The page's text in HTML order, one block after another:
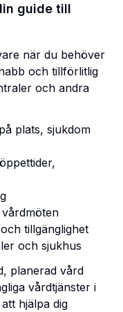
guide till
när du behöver
och tillförlitlig
och andra
plats, sjukdom
tillgänglighet
och sjukhus
planerad vård
vårdtjänster i
hjälpa dig